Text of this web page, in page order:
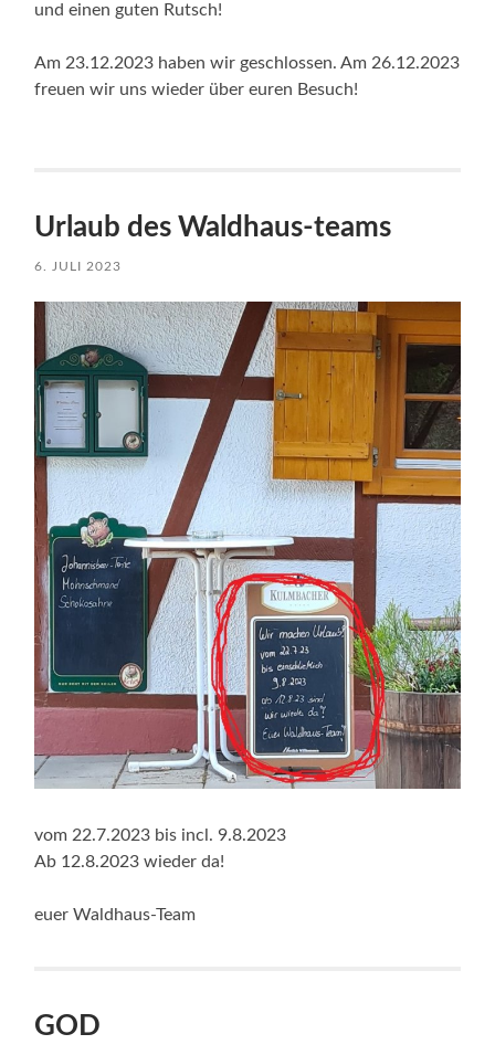
und einen guten Rutsch!
Am 23.12.2023 haben wir geschlossen. Am 26.12.2023
freuen wir uns wieder über euren Besuch!
Urlaub des Waldhaus-teams
6. JULI 2023
vom 22.7.2023 bis incl. 9.8.2023
Ab 12.8.2023 wieder da!
euer Waldhaus-Team
GOD